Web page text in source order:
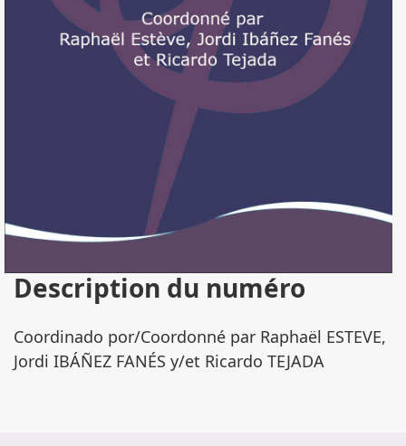
Description du numéro
Coordinado por/Coordonné par Raphaël ESTEVE,
Jordi IBÁÑEZ FANÉS y/et Ricardo TEJADA